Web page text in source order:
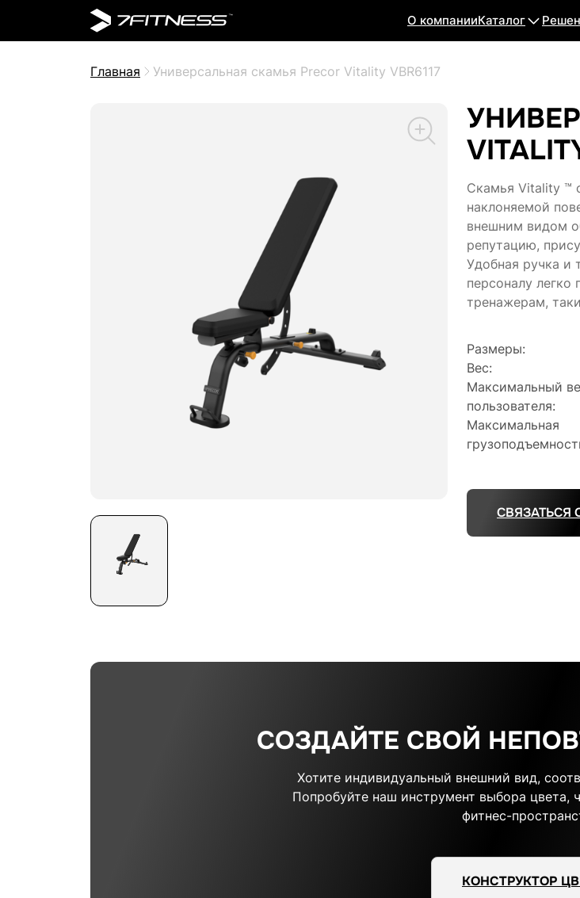
О компанииКаталог
Главная Универсальная скамья Precor Vitality VBR6117
Скамья Vitality ™
наклоняемой
внешним видом
репутацию,
Удобная ручка и
персоналу
тренажерам,
Размеры:
Вес:
Максимальный
пользователя:
Максимальная
СВЯЗАТЬСЯ
СОЗДАЙТЕ СВОЙ
Хотите индивидуальный внешний вид,
Попробуйте наш инструмент выбора цвета,
фитнес-
КОНСТРУКТОР